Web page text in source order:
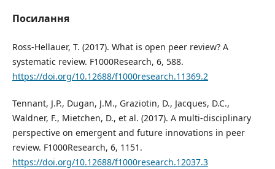
Посилання
Ross-Hellauer, T. (2017). What is open peer review? A
systematic review. F1000Research, 6, 588.
https://doi.org/10.12688/f1000research.11369.2
Tennant, J.P., Dugan, J.M., Graziotin, D., Jacques, D.C.,
Waldner, F., Mietchen, D., et al. (2017). A multi-disciplinary
perspective on emergent and future innovations in peer
review. F1000Research, 6, 1151.
https://doi.org/10.12688/f1000research.12037.3